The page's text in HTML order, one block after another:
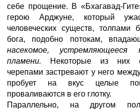
себе прощение. В «Бхагавад-
герою Арджуне, который
человеческих существ, толпами
бога, подобно потокам,
насекомое, устремляющееся
пламени.
Некоторые из них
черепами застревают у него
пробует на вкус целые
проваливаются в его глотку.
Параллельно, на другом